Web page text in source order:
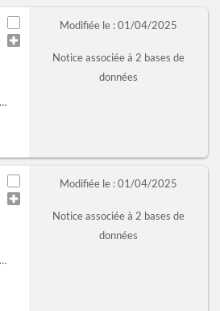
Modifiée le : 01/04/2025
Notice associée à 2 bases de
données
Modifiée le : 01/04/2025
Notice associée à 2 bases de
données